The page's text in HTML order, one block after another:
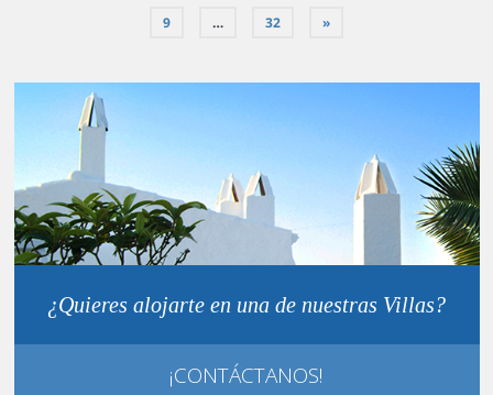
9 … 32 »
¿Quieres alojarte en una de nuestras Villas?
¡CONTÁCTANOS!